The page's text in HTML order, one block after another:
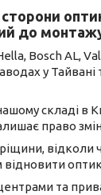
до
Bosch AL,
у Тайвані
складі
право
відколи
та